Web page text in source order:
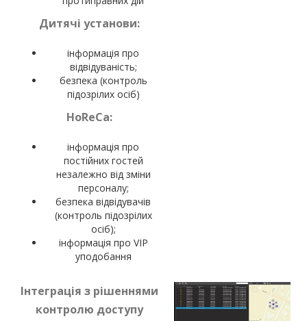
Дитячі установи:
інформація про
відвідуваність;
безпека (контроль
підозрілих осіб)
HoReCa:
інформація про
постійних гостей
незалежно від зміни
персоналу;
безпека відвідувачів
(контроль підозрілих
осіб);
інформація про VIP
уподобання
Інтеграція з рішеннями
контролю доступу